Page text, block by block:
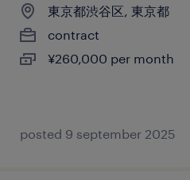
東京都渋谷区, 東京都
contract
¥260,000 per month
posted 9 september 2025